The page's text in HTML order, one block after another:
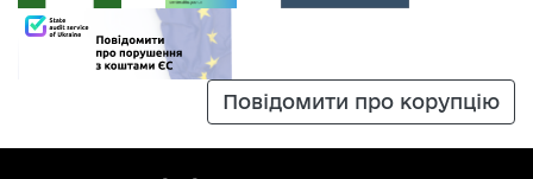
Повідомити про корупцію